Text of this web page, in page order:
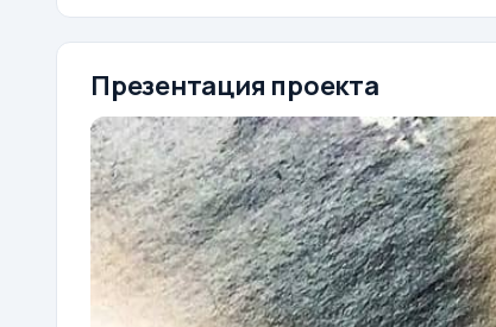
Презентация проекта